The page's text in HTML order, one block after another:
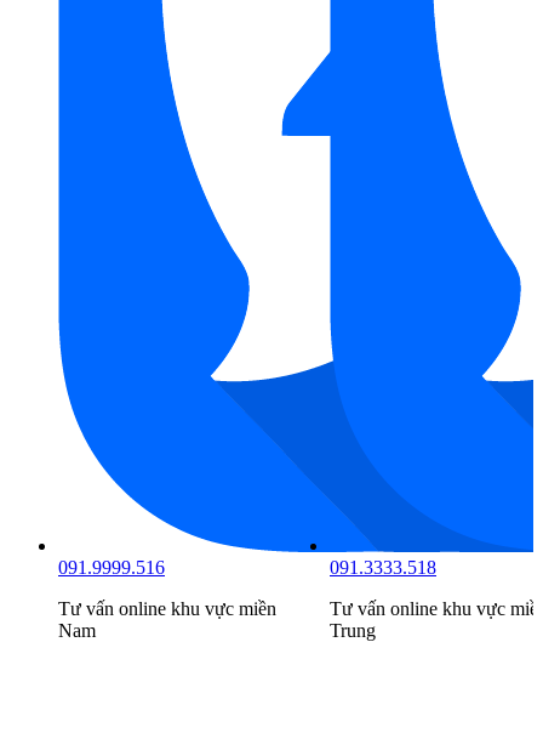
091.9999.516
Tư vấn online khu vực miền
Nam
091.3333.518
Tư vấn online khu vực
Trung